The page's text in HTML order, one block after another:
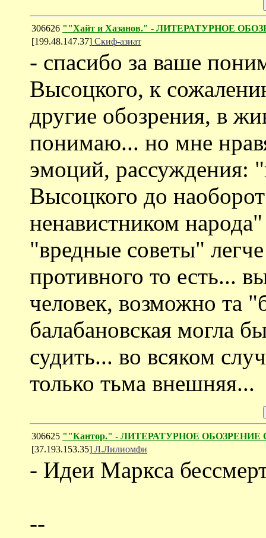
306626 ""Хайт и Хазанов." - ЛИТЕРАТУРНОЕ
[199.48.147.37] Скиф-азиат
- спасибо за ваше
Высоцкого, к
другие обозрения, в
понимаю... но мне
эмоций, рассуждения:
Высоцкого до
ненавистником
"вредные советы"
противного то есть...
человек, возможно та
балабановская могла
судить... во всяком
только тьма внешняя...
306625 ""Кантор." - ЛИТЕРАТУРНОЕ ОБОЗРЕНИЕ
[37.193.153.35] Л.Лилиомфи
- Идеи Маркса
--